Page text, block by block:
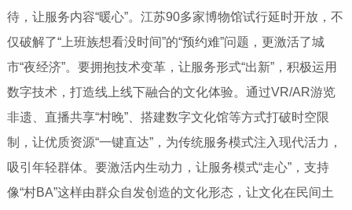
待，让服务内容“暖心”。江苏90多家博物馆试行延时开放，不
仅破解了“上班族想看没时间”的“预约难”问题，更激活了城
市“夜经济”。要拥抱技术变革，让服务形式“出新”，积极运用
数字技术，打造线上线下融合的文化体验。通过VR/AR游览
非遗、直播共享“村晚”、搭建数字文化馆等方式打破时空限
制，让优质资源“一键直达”，为传统服务模式注入现代活力，
吸引年轻群体。要激活内生动力，让服务模式“走心”，支持
像“村BA”这样由群众自发创造的文化形态，让文化在民间土